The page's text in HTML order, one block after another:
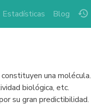
history
Estadísticas Blog
una molécula.
biológica, etc.
su gran predictibilidad.